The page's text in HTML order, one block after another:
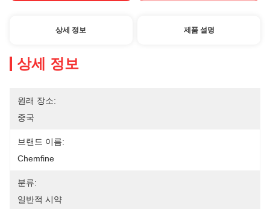
상세 정보 제품 설명
상세 정보
원래 장소:
중국
브랜드 이름:
Chemfine
분류:
일반적 시약